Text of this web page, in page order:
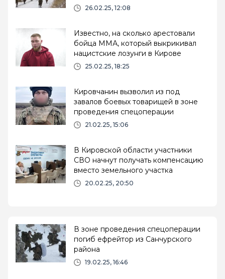
26.02.25, 12:08
Известно, на сколько арестовали
бойца ММА, который выкрикивал
нацистские лозунги в Кирове
25.02.25, 18:25
Кировчанин вызволил из под
завалов боевых товарищей в зоне
проведения спецоперации
21.02.25, 15:06
В Кировской области участники
СВО начнут получать компенсацию
вместо земельного участка
20.02.25, 20:50
В зоне проведения спецоперации
погиб ефрейтор из Санчурского
района
19.02.25, 16:46